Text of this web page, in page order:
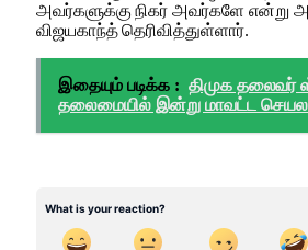
அவர்களுக்கு நிகர் அவர்களே என்று
விஜயகாந்த் தெரிவித்துள்ளார்.
இதையும் படிக்க : திமுக தலைவர்
தலைமையில் இன்று மாவட்ட